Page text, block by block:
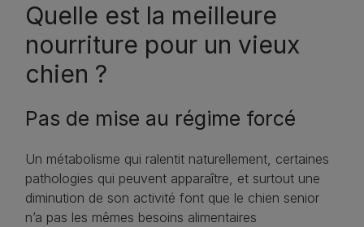
Quelle est la meilleure
nourriture pour un vieux
chien ?
Pas de mise au régime forcé
Un métabolisme qui ralentit naturellement, certaines
pathologies qui peuvent apparaître, et surtout une
diminution de son activité font que le chien senior
n’a pas les mêmes besoins alimentaires